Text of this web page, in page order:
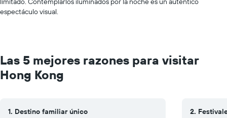
espectáculo visual.
Las 5 mejores razones para visitar
Hong Kong
1. Destino familiar único
2.